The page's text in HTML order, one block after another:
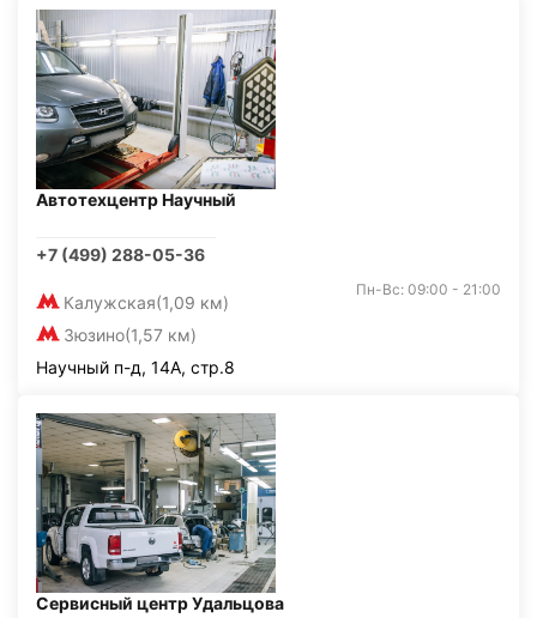
Автотехцентр Научный
+7 (499) 288-05-36
Калужская(1,09 км)
Зюзино(1,57 км)
Пн-Вс: 09:00 - 21:00
Научный п-д, 14А, стр.8
Сервисный центр Удальцова